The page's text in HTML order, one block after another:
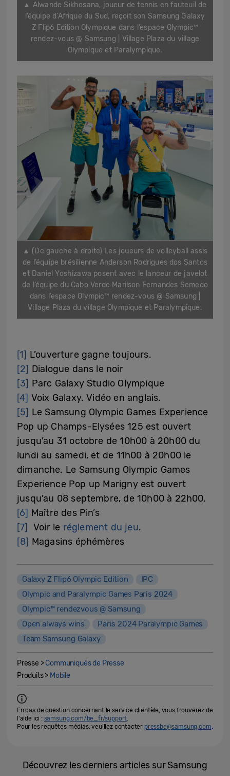
▲ Alwande Sikhosana, joueur de tennis en fauteuil de
l’équipe d’Afrique du Sud, reçoit son Samsung Galaxy
Z Flip6 Edition Olympique dans l’espace Olympic™
rendez-vous @ Samsung | Village Plaza du village
Olympique et Paralympique.
▲ (De gauche à droite) Les joueurs de volleyball assis
de l’équipe brésilienne Anderson Rodrigues dos Santos
et Daniel Yoshizawa posent avec le lanceur de javelot
de l’équipe du Cabo Verde Marilson Fernandes Semedo
dans l’espace Olympic™ rendez-vous @ Samsung |
Village Plaza du village Olympique et Paralympique.
[1] L’ouverture gagne toujours.
[2] Dialogue dans le noir
[3] Parc Galaxy Studio Olympique
[4] Voix Galaxy. Vidéo en anglais.
[5] Le Samsung Olympic Games Experience
Pop up Champs-Elysées 125 est ouvert
jusqu’au 31 octobre de 10h00 à 20h00 du
lundi au samedi, et de 11h00 à 20h00 le
dimanche. Le Samsung Olympic Games
Experience Pop up Marigny est ouvert
jusqu’au 08 septembre, de 10h00 à 22h00.
[6] Maître des Pin’s
[7]
Voir le réglement du jeu.
[8] Magasins éphémères
Galaxy Z Flip6 Olympic Edition
IPC
Olympic and Paralympic Games Paris 2024
Olympic™️ rendezvous @ Samsung
Open always wins
Paris 2024 Paralympic Games
Team Samsung Galaxy
Presse >Communiqués de Presse
Produits > Mobile
En cas de question concernant le service clientèle, vous trouverez de
l'aide ici : samsung.com/be_fr/support.
Pour les requêtes médias, veuillez contacter pressbe@samsung.com.
Découvrez les derniers articles sur Samsung